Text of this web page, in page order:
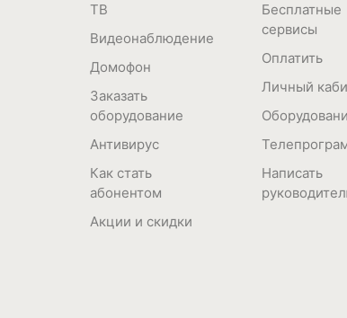
ТВ
Видеонаблюдение
Домофон
Заказать
оборудование
Антивирус
Как стать
абонентом
Акции и скидки
Бесплатные
сервисы
Оплатить
Личный
Написать